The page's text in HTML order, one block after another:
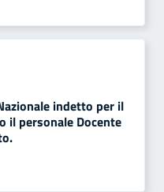
indetto per il
il personale Docente